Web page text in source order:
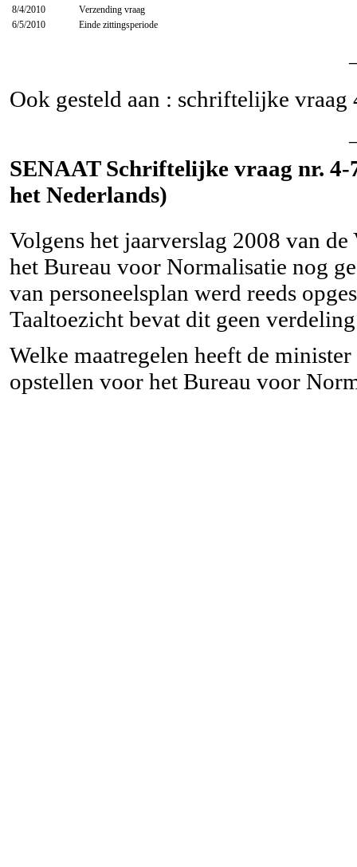
8/4/2010
Verzending vraag
6/5/2010
Einde zittingsperiode
Ook gesteld aan : schriftelijke vraag
SENAAT Schriftelijke vraag nr. 4-
het Nederlands)
Volgens het jaarverslag 2008 van
het Bureau voor Normalisatie nog
van personeelsplan werd reeds
Taaltoezicht bevat dit geen
Welke maatregelen heeft de
opstellen voor het Bureau voor